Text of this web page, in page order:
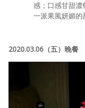
感；口感甘甜
一派果風妍媚的
2020.03.06（五）晚餐